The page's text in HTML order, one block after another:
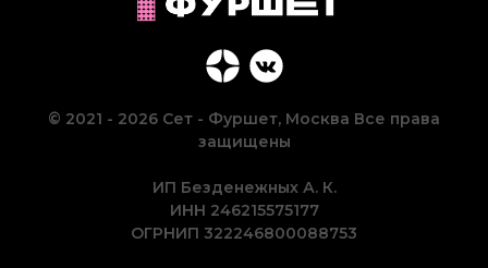
© 2021 - 2026 Сет - Фуршет, Москва Все права
защищены
ИП Безденежных А. К.
ИНН 246215575177
ОГРНИП 322246800088753